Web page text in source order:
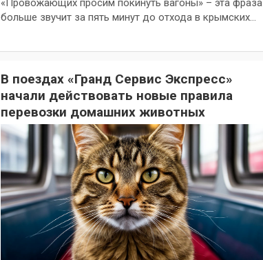
«Провожающих просим покинуть вагоны» – эта фраза
больше звучит за пять минут до отхода в крымских…
В поездах «Гранд Сервис Экспресс»
начали действовать новые правила
перевозки домашних животных